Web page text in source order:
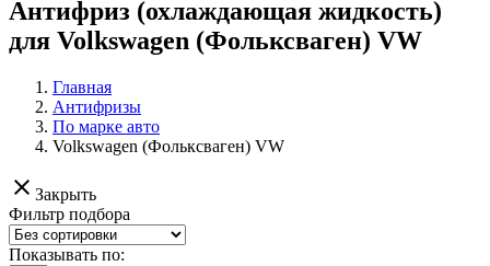
Антифриз (охлаждающая жидкость)
для Volkswagen (Фольксваген) VW
Главная
Антифризы
По марке авто
Volkswagen (Фольксваген) VW
clear Закрыть
Фильтр подбора
Показывать по: